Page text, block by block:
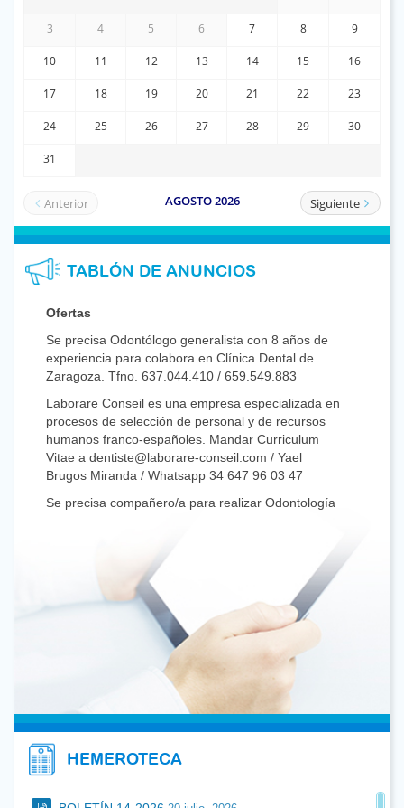
TABLÓN DE ANUNCIOS
Ofertas
Se precisa Odontólogo generalista con 8 años de
experiencia para colabora en Clínica Dental de
Zaragoza. Tfno. 637.044.410 / 659.549.883
Laborare Conseil es una empresa especializada en
procesos de selección de personal y de recursos
humanos franco-españoles. Mandar Curriculum
Vitae a dentiste@laborare-conseil.com / Yael
Brugos Miranda / Whatsapp 34 647 96 03 47
Se precisa compañero/a para realizar Odontología
Se precisa Odontólog@ general para Clínica
Dental en Tarazona (Zaragoza). Interesados:
Se ofrece puesto de Odontólogo general en
Francia, condiciones muy atractivas, contrato
indefinido sin permanencia, 6 semanas
vacaciones, 4 días a la semana, clínicas
dentistasenfrancia@gmail.com
dedicación preferente o exclusiva a Endodoncia
HEMEROTECA